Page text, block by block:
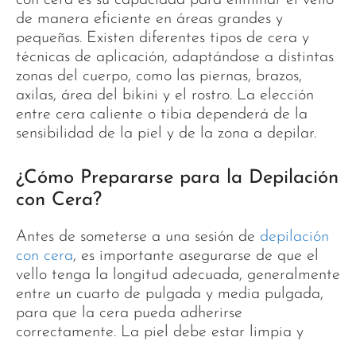
de manera eficiente en áreas grandes y
pequeñas. Existen diferentes tipos de cera y
técnicas de aplicación, adaptándose a distintas
zonas del cuerpo, como las piernas, brazos,
axilas, área del bikini y el rostro. La elección
entre cera caliente o tibia dependerá de la
sensibilidad de la piel y de la zona a depilar.
¿Cómo Prepararse para la Depilación
con Cera?
Antes de someterse a una sesión de depilación
con cera, es importante asegurarse de que el
vello tenga la longitud adecuada, generalmente
entre un cuarto de pulgada y media pulgada,
para que la cera pueda adherirse
correctamente. La piel debe estar limpia y